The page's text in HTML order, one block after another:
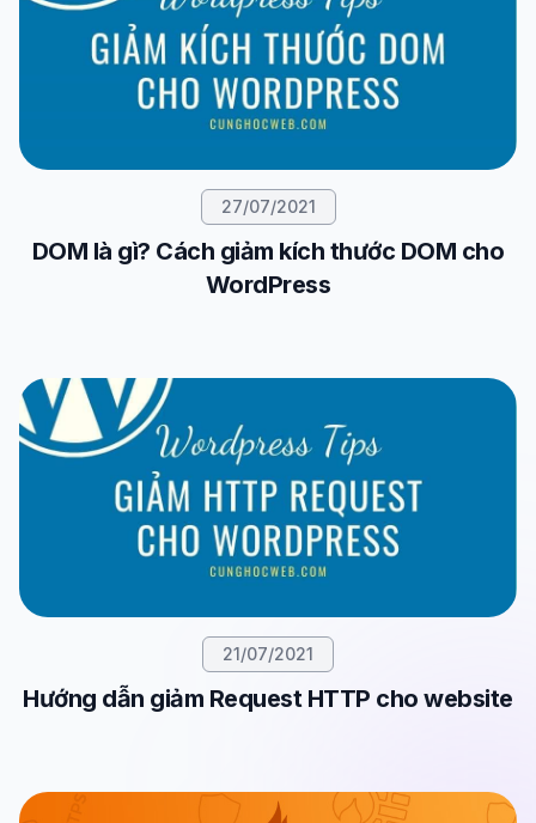
27/07/2021
DOM là gì? Cách giảm kích thước DOM cho
WordPress
21/07/2021
Hướng dẫn giảm Request HTTP cho website